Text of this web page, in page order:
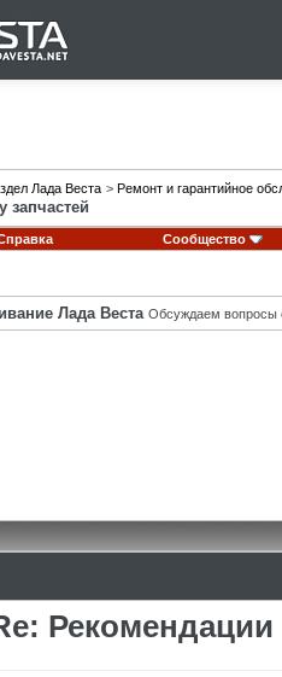
Лада Веста > Ремонт и гарантийное
запчастей
Сообщество
Лада Веста Обсуждаем вопросы